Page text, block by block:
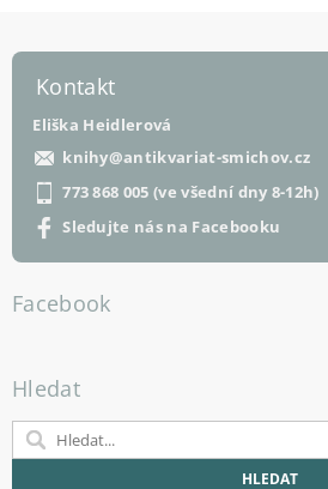
Kontakt
Eliška Heidlerová
knihy@antikvariat-smichov.cz
773 868 005 (ve všední dny 8-12h)
Sledujte nás na Facebooku
Facebook
Hledat